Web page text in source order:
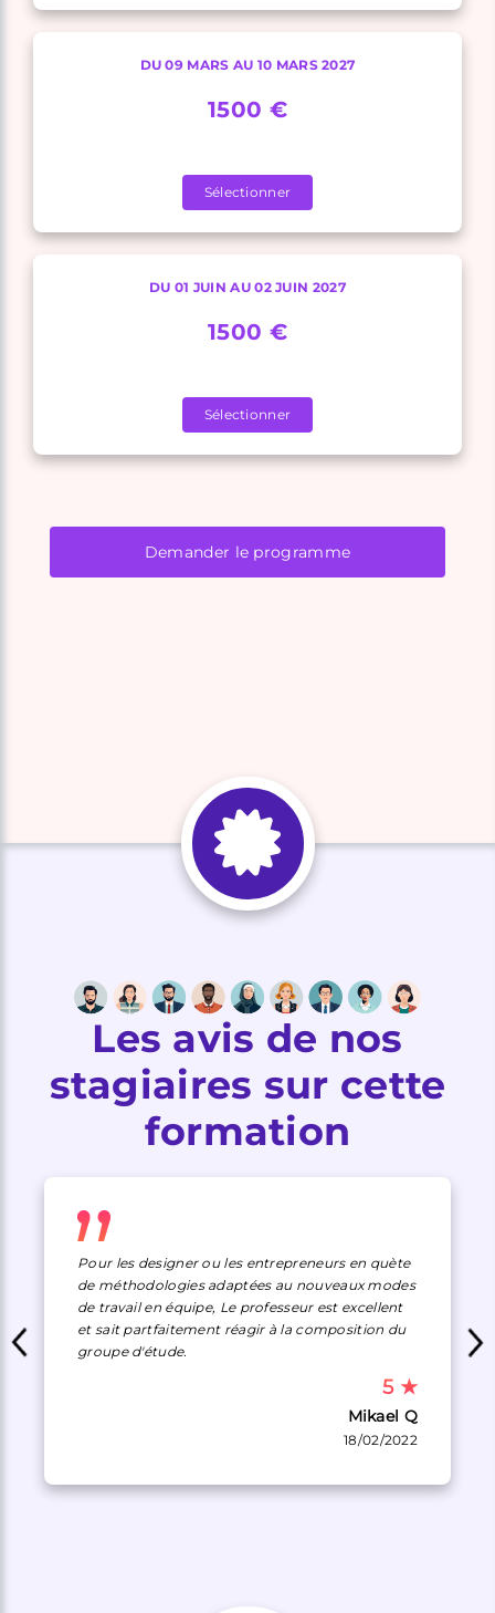
DU 09 MARS AU 10 MARS 2027
1500 €
Sélectionner
DU 01 JUIN AU 02 JUIN 2027
1500 €
Sélectionner
Demander le programme
Les avis de nos
stagiaires sur cette
formation
Pour les designer ou les entrepreneurs en quète
de méthodologies adaptées au nouveaux modes
de travail en équipe, Le professeur est excellent
et sait partfaitement réagir à la composition du
groupe d'étude.
5 ★
Mikael Q
18/02/2022